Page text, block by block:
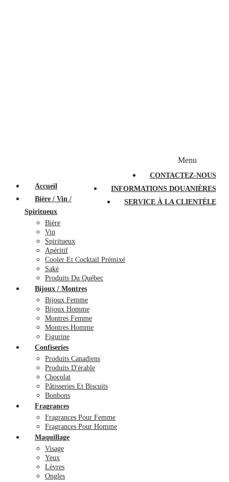
CONTACTEZ-NOUS
INFORMATIONS DOUANIÈRES
SERVICE À LA CLIENTÈLE
Menu
Accueil
Bière / Vin /
Spiritueux
Bière
Vin
Spiritueux
Apéritif
Cooler Et Cocktail Prémixé
Saké
Produits Du Québec
Bijoux / Montres
Bijoux Femme
Bijoux Homme
Montres Femme
Montres Homme
Figurine
Confiseries
Produits Canadiens
Produits D'érable
Chocolat
Pâtisseries Et Biscuits
Bonbons
Fragrances
Fragrances Pour Femme
Fragrances Pour Homme
Maquillage
Visage
Yeux
Lèvres
Ongles